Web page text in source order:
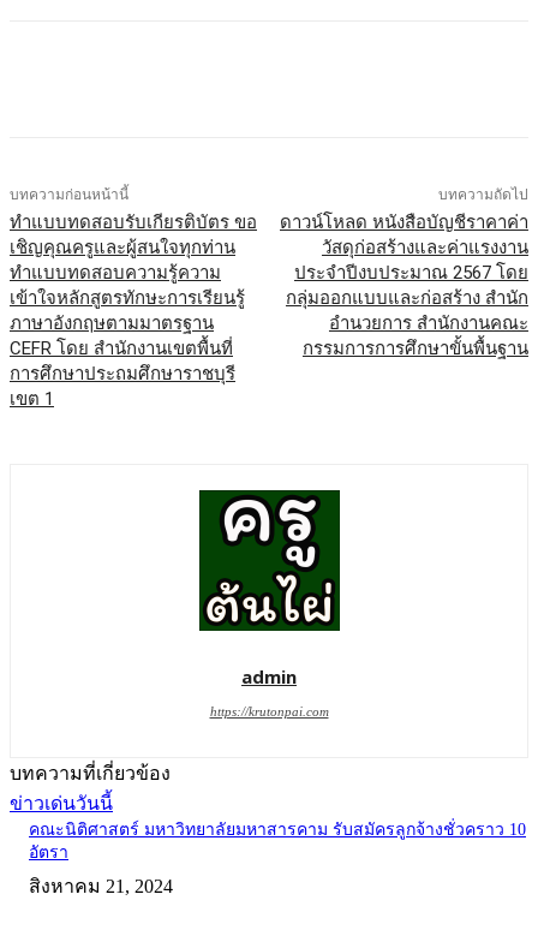
บทความก่อนหน้านี้
ทำแบบทดสอบรับเกียรติบัตร ขอ
เชิญคุณครูและผู้สนใจทุกท่าน
ทำแบบทดสอบความรู้ความ
เข้าใจหลักสูตรทักษะการเรียนรู้
ภาษาอังกฤษตามมาตรฐาน
CEFR โดย สำนักงานเขตพื้นที่
การศึกษาประถมศึกษาราชบุรี
เขต 1
บทความถัดไป
ดาวน์โหลด หนังสือบัญชีราคาค่า
วัสดุก่อสร้างและค่าแรงงาน
ประจำปีงบประมาณ 2567 โดย
กลุ่มออกแบบและก่อสร้าง สำนัก
อำนวยการ สำนักงานคณะ
กรรมการการศึกษาขั้นพื้นฐาน
admin
https://krutonpai.com
บทความที่เกี่ยวข้อง
ข่าวเด่นวันนี้
คณะนิติศาสตร์ มหาวิทยาลัยมหาสารคาม รับสมัครลูกจ้างชั่วคราว 10
อัตรา
สิงหาคม 21, 2024